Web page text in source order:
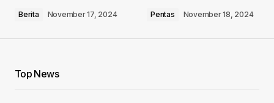
Your Name
Berita November 17, 2024 Pentas November 18, 2024
Top News